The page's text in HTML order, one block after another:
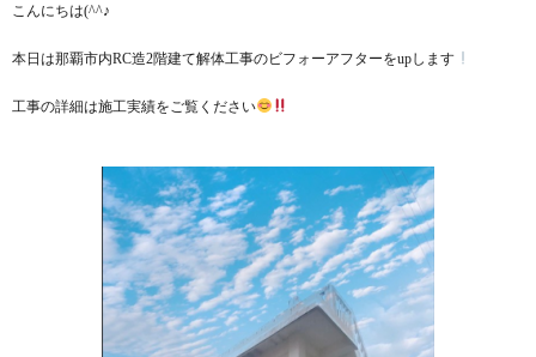
こんにちは(^^♪
本日は那覇市内RC造2階建て解体工事のビフォーアフターをupします
工事の詳細は施工実績をご覧ください